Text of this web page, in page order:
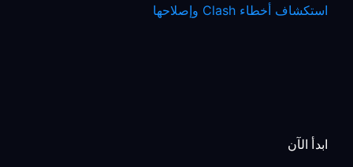
استكشاف أخطاء Clash وإصلاحها
ابدأ الآن